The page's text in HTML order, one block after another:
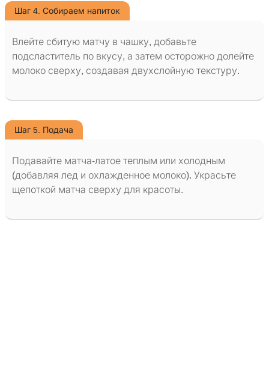
Шаг 4. Собираем напиток
Влейте сбитую матчу в чашку, добавьте
подсластитель по вкусу, а затем осторожно долейте
молоко сверху, создавая двухслойную текстуру.
Шаг 5. Подача
Подавайте матча-латое теплым или холодным
(добавляя лед и охлажденное молоко). Украсьте
щепоткой матча сверху для красоты.